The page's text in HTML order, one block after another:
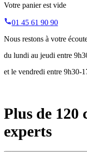
Votre panier est vide
01 45 61 90 90
Nous restons à votre
du lundi au jeudi entre
et le vendredi entre 9h30-
Plus de 120
experts